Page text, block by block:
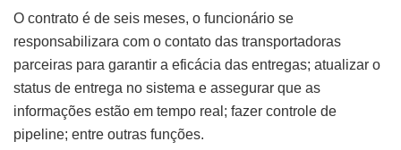
O contrato é de seis meses, o funcionário se
responsabilizara com o contato das transportadoras
parceiras para garantir a eficácia das entregas; atualizar o
status de entrega no sistema e assegurar que as
informações estão em tempo real; fazer controle de
pipeline; entre outras funções.